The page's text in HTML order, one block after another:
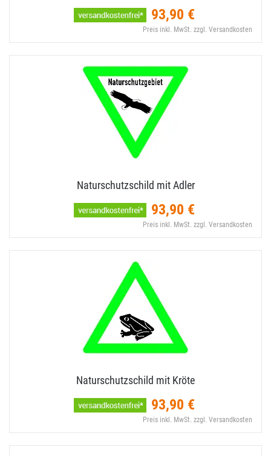
93,90 €
Preis inkl. MwSt. zzgl. Versandkosten
Naturschutzschild mit Adler
93,90 €
Preis inkl. MwSt. zzgl. Versandkosten
Naturschutzschild mit Kröte
93,90 €
Preis inkl. MwSt. zzgl. Versandkosten